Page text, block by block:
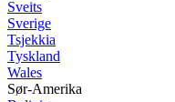
Sveits
Sverige
Tsjekkia
Tyskland
Wales
Sør-Amerika